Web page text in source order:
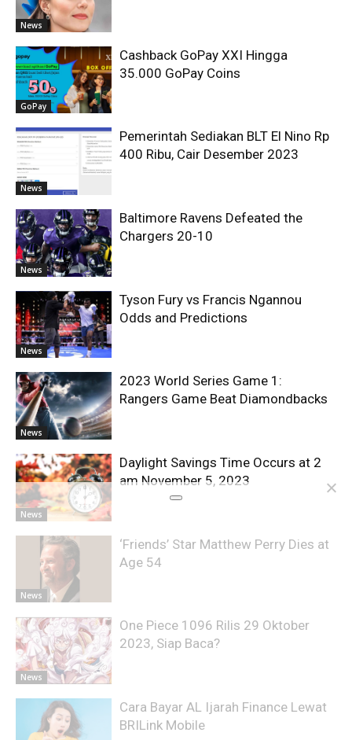
News
GoPay
Cashback GoPay XXI Hingga
35.000 GoPay Coins
News
Pemerintah Sediakan BLT El Nino Rp
400 Ribu, Cair Desember 2023
News
Baltimore Ravens Defeated the
Chargers 20-10
News
Tyson Fury vs Francis Ngannou
Odds and Predictions
News
2023 World Series Game 1:
Rangers Game Beat Diamondbacks
News
Daylight Savings Time Occurs at 2
am November 5, 2023
News
‘Friends’ Star Matthew Perry Dies at
Age 54
News
One Piece 1096 Rilis 29 Oktober
2023, Siap Baca?
Cara Bayar AL Ijarah Finance Lewat
BRILink Mobile